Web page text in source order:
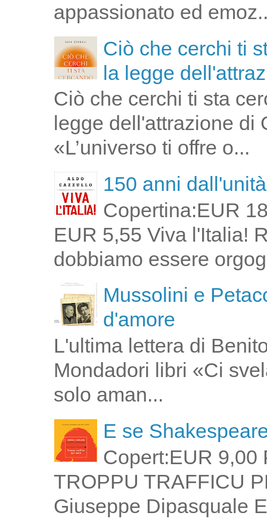
appassionato ed
Ciò che cerchi ti
la legge
Ciò che cerchi ti sta
legge dell'attrazione
«L’universo ti offre o...
150 anni
Copertina:EUR
EUR 5,55 Viva l'Italia!
dobbiamo essere
Mussolini e
d'amore
L'ultima lettera di
Mondadori libri «Ci
solo aman...
E se
Copert:EUR 9,00
TROPPU TRAFFICU
Giuseppe Dipasquale